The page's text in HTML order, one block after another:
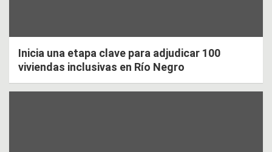
Inicia una etapa clave para adjudicar 100
viviendas inclusivas en Río Negro